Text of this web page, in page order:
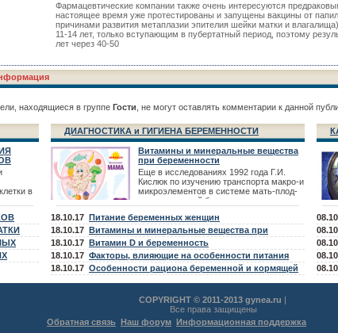
Фармацевтические компании также очень интересуются
настоящее время уже протестированы и запущены вакцины от
причинами развития метаплазии эпителия шейки матки и
11-14 лет, только вступающим в пубертатный период, поэтому
лет через 40-50
находящиеся в группе Гости , не могут оставлять комментарии к данной
в
К
ДИАГНОСТИКА и ГИГИЕНА БЕРЕМЕННОСТИ
Витамины и минеральные вещества
при беременности
Еще в исследованиях 1992 года Г.И.
Кислюк по изучению транспорта макро-и
микроэлементов в системе мать-плод-
новорожденный были выявлены -
18.10.17 Питание беременных женщин
18.10.17 Витамины и минеральные вещества при
планировании беременности
18.10.17 Витамин D и беременность
18.10.17 Факторы, влияющие на особенности питания
беременной и кормящей женщины
18.10.17 Особенности рациона беременной и кормящей
COPYRIGHT © 2011-2013 gynea.ru |
Все права защищены
Обратная связь Наш форум Информационная поддержка